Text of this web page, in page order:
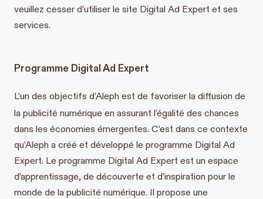
veuillez cesser d’utiliser le site Digital Ad Expert et ses
services.
Programme Digital Ad Expert
L’un des objectifs d’Aleph est de favoriser la diffusion de
la publicité numérique en assurant l’égalité des chances
dans les économies émergentes. C’est dans ce contexte
qu’Aleph a créé et développé le programme Digital Ad
Expert. Le programme Digital Ad Expert est un espace
d’apprentissage, de découverte et d’inspiration pour le
monde de la publicité numérique. Il propose une